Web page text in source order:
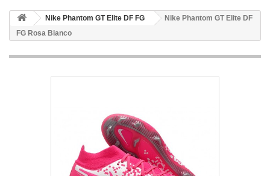
Nike Phantom GT Elite DF FG
Nike Phantom GT Elite DF
FG Rosa Bianco